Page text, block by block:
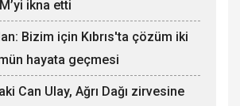
ikna etti
Bizim için Kıbrıs'ta çözüm iki
hayata geçmesi
Can Ulay, Ağrı Dağı zirvesine